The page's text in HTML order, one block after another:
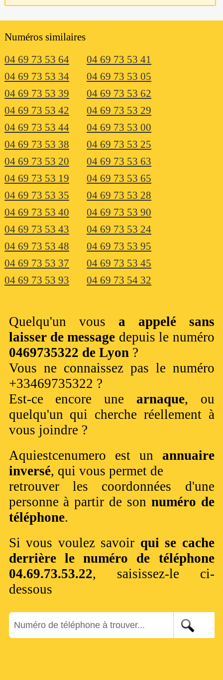
Numéros similaires
04 69 73 53 64
04 69 73 53 41
04 69 73 53 34
04 69 73 53 05
04 69 73 53 39
04 69 73 53 62
04 69 73 53 42
04 69 73 53 29
04 69 73 53 44
04 69 73 53 00
04 69 73 53 38
04 69 73 53 25
04 69 73 53 20
04 69 73 53 63
04 69 73 53 19
04 69 73 53 65
04 69 73 53 35
04 69 73 53 28
04 69 73 53 40
04 69 73 53 90
04 69 73 53 43
04 69 73 53 24
04 69 73 53 48
04 69 73 53 95
04 69 73 53 37
04 69 73 53 45
04 69 73 53 93
04 69 73 54 32
Quelqu'un vous a appelé sans
laisser de message depuis le numéro
0469735322 de Lyon?
Vous ne connaissez pas le numéro
+33469735322 ?
Est-ce encore une arnaque, ou
quelqu'un qui cherche réellement à
vous joindre ?
Aquiestcenumero est un annuaire
inversé, qui vous permet de
retrouver les coordonnées d'une
personne à partir de son numéro de
téléphone.
Si vous voulez savoir qui se cache
derrière le numéro de téléphone
04.69.73.53.22, saisissez-le ci-
dessous